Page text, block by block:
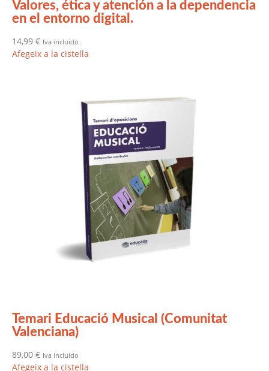
Valores, ética y atención a la dependencia
en el entorno digital.
14,99 € Iva incluido
Afegeix a la cistella
Temari Educació Musical (Comunitat
Valenciana)
89,00 € Iva incluido
Afegeix a la cistella